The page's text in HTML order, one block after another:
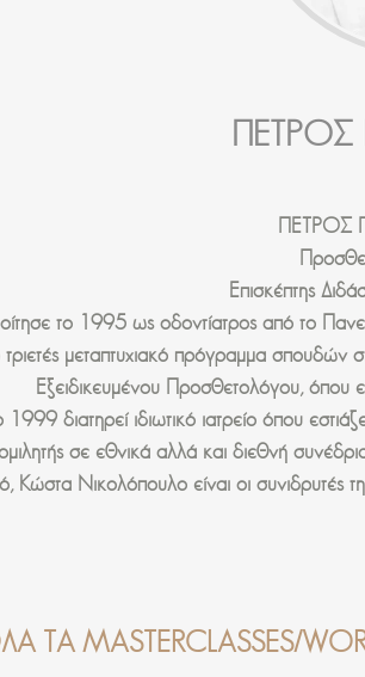
ΠΕΤΡΟΣ
Επισκέπτης
το 1995 ως οδοντίατρος από το
μεταπτυχιακό πρόγραμμα σπουδών
Εξειδικευμένου Προσθετολόγου, όπου
διατηρεί ιδιωτικό ιατρείο όπου
σε εθνικά αλλά και διεθνή
Νικολόπουλο είναι οι συνιδρυτές
ΤΑ MASTERCLASSES/